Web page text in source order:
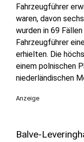
Fahrzeugführer
waren, davon
wurden in 69
Fahrzeugführer
erhielten. Die
einem polnischen
niederländischen
Anzeige
Balve-